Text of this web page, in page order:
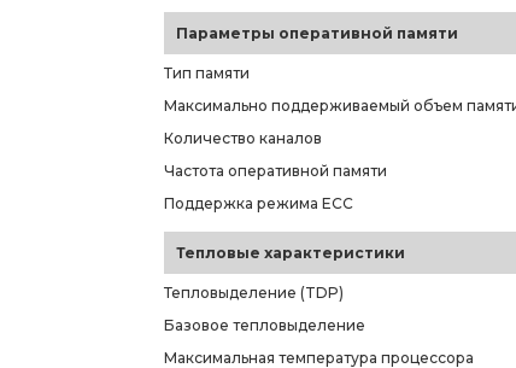
Параметры оперативной памяти
Тип памяти
Максимально поддерживаемый объем
Количество каналов
Частота оперативной памяти
Поддержка режима ECC
Тепловые характеристики
Тепловыделение (TDP)
Базовое тепловыделение
Максимальная температура процессора